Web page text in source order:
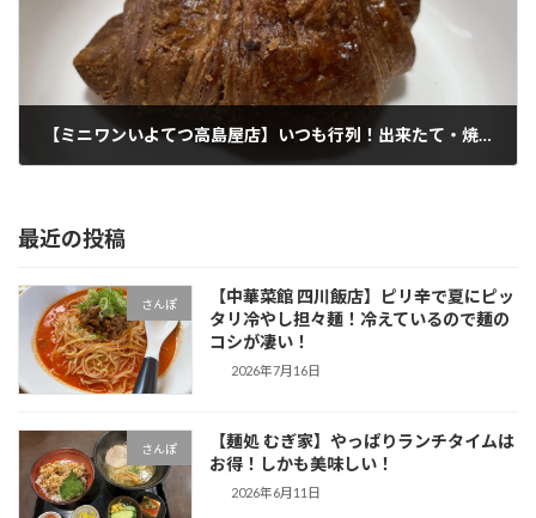
【ミニワンいよてつ高島屋店】いつも行列！出来たて・焼きたてのクロワッサンが最高！
最近の投稿
さんぽ
【中華菜館 四川飯店】ピリ辛で夏にピッ
タリ冷やし担々麺！冷えているので麺の
コシが凄い！
2026年7月16日
さんぽ
【麺処 むぎ家】やっぱりランチタイムは
お得！しかも美味しい！
2026年6月11日